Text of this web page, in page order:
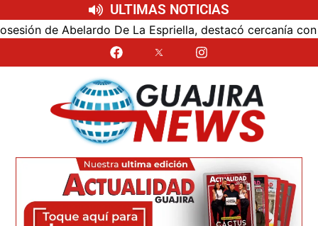
ULTIMAS NOTICIAS
de Abelardo De La Espriella, destacó cercanía con el